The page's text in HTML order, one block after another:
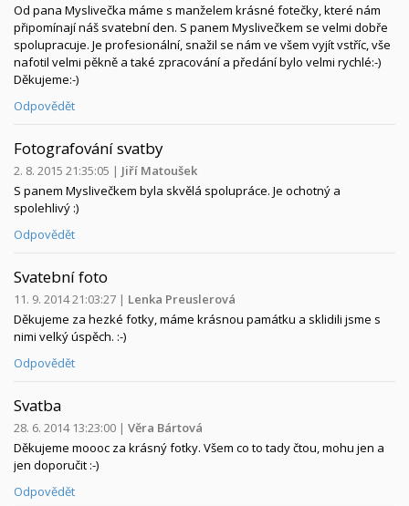
Od pana Myslivečka máme s manželem krásné fotečky, které nám
připomínají náš svatební den. S panem Myslivečkem se velmi dobře
spolupracuje. Je profesionální, snažil se nám ve všem vyjít vstříc, vše
nafotil velmi pěkně a také zpracování a předání bylo velmi rychlé:-)
Děkujeme:-)
Odpovědět
Fotografování svatby
2. 8. 2015 21:35:05 | Jiří Matoušek
S panem Myslivečkem byla skvělá spolupráce. Je ochotný a
spolehlivý :)
Odpovědět
Svatební foto
11. 9. 2014 21:03:27 | Lenka Preuslerová
Děkujeme za hezké fotky, máme krásnou památku a sklidili jsme s
nimi velký úspěch. :-)
Odpovědět
Svatba
28. 6. 2014 13:23:00 | Věra Bártová
Děkujeme moooc za krásný fotky. Všem co to tady čtou, mohu jen a
jen doporučit :-)
Odpovědět